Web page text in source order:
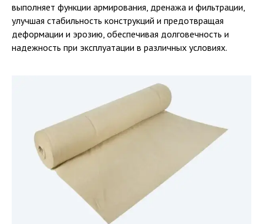
выполняет функции армирования, дренажа и фильтрации,
улучшая стабильность конструкций и предотвращая
деформации и эрозию, обеспечивая долговечность и
надежность при эксплуатации в различных условиях.